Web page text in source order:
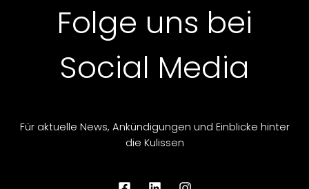
Folge uns bei
Social Media
Für aktuelle News, Ankündigungen und Einblicke hinter
die Kulissen